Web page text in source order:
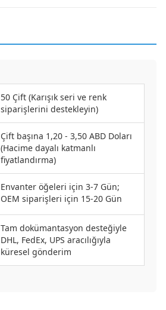
50 Çift (Karışık seri ve renk
siparişlerini destekleyin)
Çift başına 1,20 - 3,50 ABD Doları
(Hacime dayalı katmanlı
fiyatlandırma)
Envanter öğeleri için 3-7 Gün;
OEM siparişleri için 15-20 Gün
Tam dokümantasyon desteğiyle
DHL, FedEx, UPS aracılığıyla
küresel gönderim